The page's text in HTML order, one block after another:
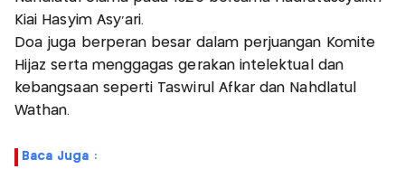
Kiai Hasyim Asy’ari.
Doa juga berperan besar dalam perjuangan Komite
Hijaz serta menggagas gerakan intelektual dan
kebangsaan seperti Taswirul Afkar dan Nahdlatul
Wathan.
Baca Juga :